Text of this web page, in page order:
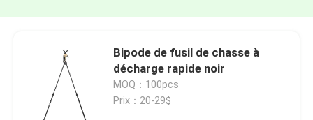
Bipode de fusil de chasse à
décharge rapide noir
MOQ：100pcs
Prix：20-29$